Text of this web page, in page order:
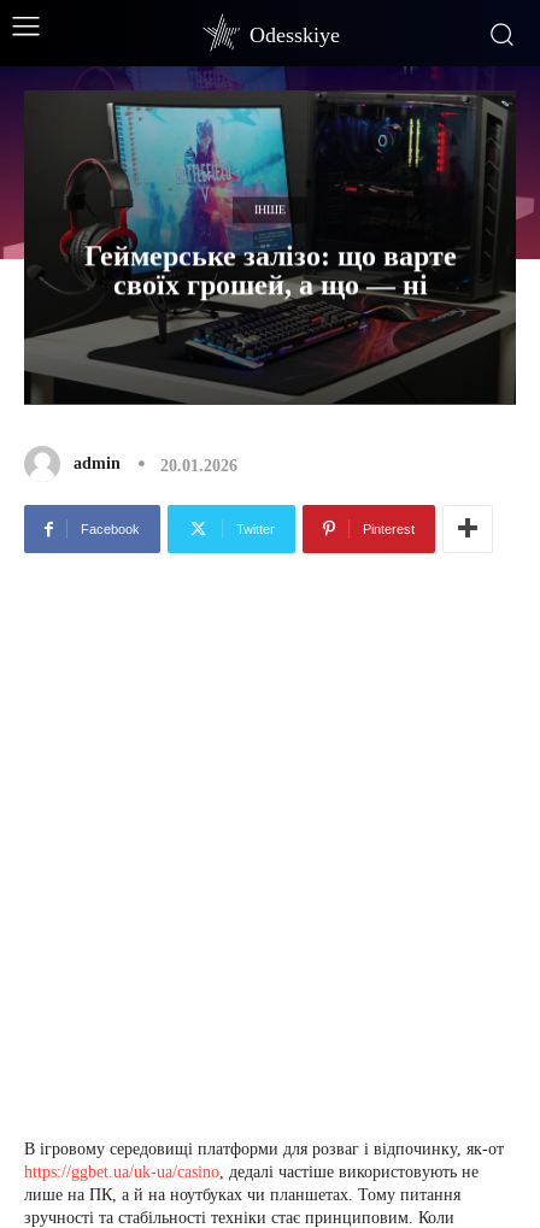
Odesskiye
ІНШЕ
Геймерське залізо: що варте
своїх грошей, а що — ні
admin 20.01.2026
Facebook Twitter Pinterest
В ігровому середовищі платформи для розваг і відпочинку, як-от
https://ggbet.ua/uk-ua/casino, дедалі частіше використовують не
лише на ПК, а й на ноутбуках чи планшетах. Тому питання
зручності та стабільності техніки стає принциповим. Коли